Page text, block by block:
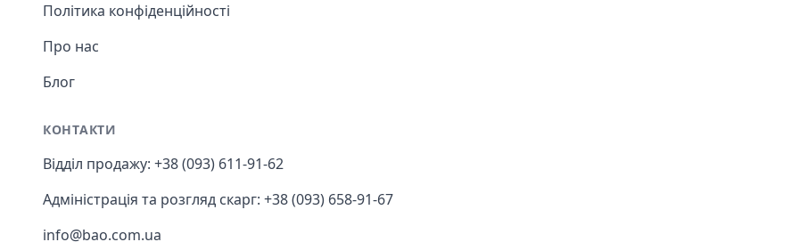
Політика конфіденційності
Про нас
Блог
КОНТАКТИ
Відділ продажу: +38 (093) 611-91-62
Адміністрація та розгляд скарг: +38 (093) 658-91-67
info@bao.com.ua